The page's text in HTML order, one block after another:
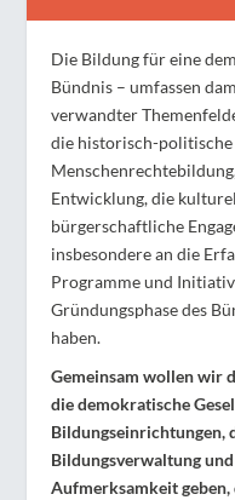
Die Bildung für eine
Bündnis – umfassen
verwandter
die historisch-
Entwicklung, die
bürgerschaftliche
insbesondere an die
Programme und
Gründungsphase des
haben.
Gemeinsam wollen wir
die demokratische
Bildungseinrichtungen,
Bildungsverwaltung
Aufmerksamkeit